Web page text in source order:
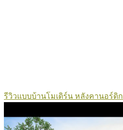
รีวิวแบบบ้านโมเดิร์น หลังคานอร์ดิก